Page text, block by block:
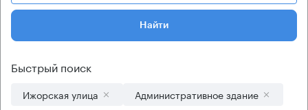
Найти
Быстрый поиск
Ижорская улица Административное здание